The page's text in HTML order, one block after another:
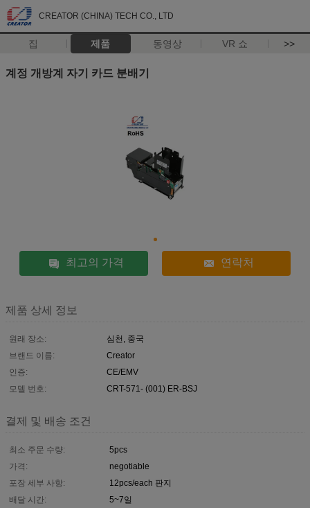
CREATOR (CHINA) TECH CO., LTD
집 제품 동영상 VR 쇼 >>
계정 개방계 자기 카드 분배기
최고의 가격 연락처
제품 상세 정보
원래 장소:
심천, 중국
브랜드 이름:
Creator
인증:
CE/EMV
모델 번호:
CRT-571- (001) ER-BSJ
결제 및 배송 조건
최소 주문 수량:
5pcs
가격:
negotiable
포장 세부 사항:
12pcs/each 판지
배달 시간:
5~7일